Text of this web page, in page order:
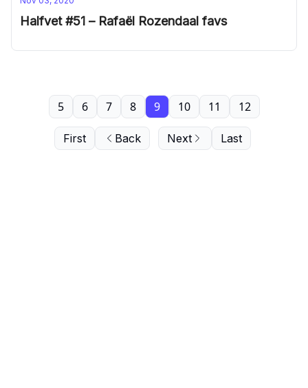
Halfvet #51 – Rafaël Rozendaal favs
First Back
5 6 7 8 9 10 11 12
Next Last